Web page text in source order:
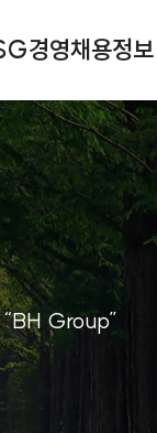
경영채용정보
“BH Group”